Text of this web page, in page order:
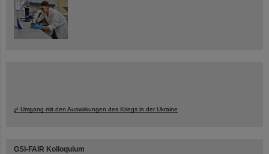
Umgang mit den Auswirkungen des Kriegs in der Ukraine
GSI-FAIR Kolloquium